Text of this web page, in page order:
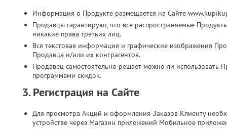
Информация о Продукте размещается на Сайте
Продавцы гарантируют, что все распространяемые
никакие права третьих лиц.
Вся текстовая информация и графические изображения
Продавца и/или их контрагентов.
Продавец самостоятельно решает можно ли
программами скидок.
3. Регистрация на Сайте
Для просмотра Акций и оформления Заказов Клиенту
устройстве через Магазин приложений Мобильное